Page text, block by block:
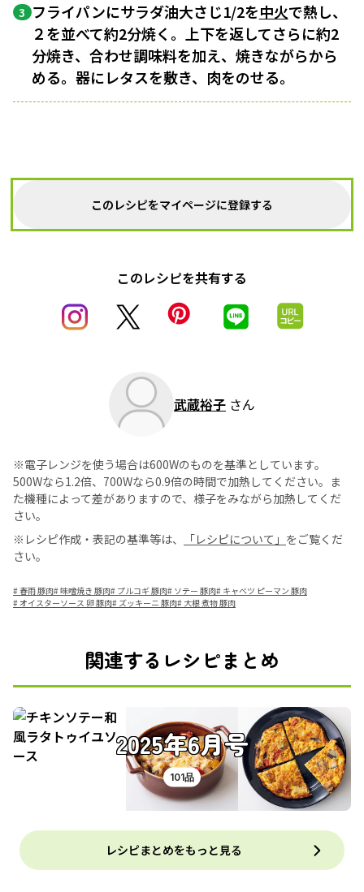
3 フライパンにサラダ油大さじ1/2を中火で熱し、
２を並べて約2分焼く。上下を返してさらに約2
分焼き、合わせ調味料を加え、焼きながらから
める。器にレタスを敷き、肉をのせる。
このレシピをマイページに登録する
このレシピを共有する
武蔵裕子 さん
※電子レンジを使う場合は600Wのものを基準としています。
500Wなら1.2倍、700Wなら0.9倍の時間で加熱してください。ま
た機種によって差がありますので、様子をみながら加熱してくだ
さい。
※レシピ作成・表記の基準等は、
「レシピについて」 をご覧くだ
さい。
# 春雨 豚肉#味噌焼き 豚肉# プルコギ 豚肉# ソテー 豚肉# キャベツ ピーマン 豚肉
#オイスターソース 卵 豚肉# ズッキーニ 豚肉# 大根 煮物 豚肉
関連するレシピまとめ
2025年6月号
101品
レシピまとめをもっと見る